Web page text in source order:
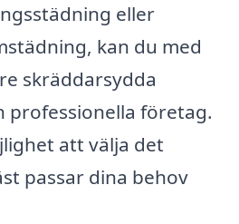
eller
kan du med
skräddarsydda
professionella företag.
att välja det
passar dina behov